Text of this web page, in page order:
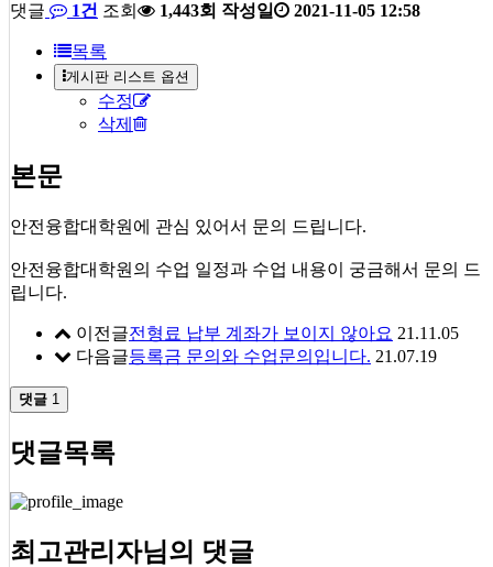
댓글 1건 조회 1,443회 작성일 2021-11-05 12:58
목록
게시판 리스트 옵션
수정
삭제
본문
안전융합대학원에 관심 있어서 문의 드립니다.
안전융합대학원의 수업 일정과 수업 내용이 궁금해서 문의 드
립니다.
이전글전형료 납부 계좌가 보이지 않아요 21.11.05
다음글등록금 문의와 수업문의입니다. 21.07.19
댓글 1
댓글목록
최고관리자님의 댓글